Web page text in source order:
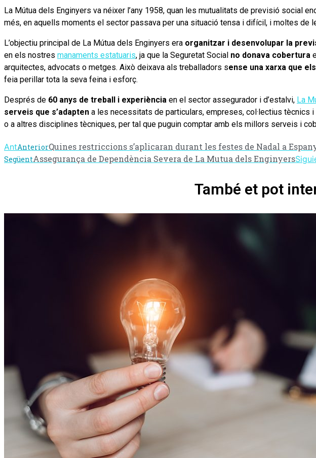
La Mútua dels Enginyers va néixer l’any 1958, quan les mutualitats de previsió social
més, en aquells moments el sector passava per una situació tensa i difícil, i moltes de
L’objectiu principal de La Mútua dels Enginyers era organitzar i desenvolupar la
en els nostres manaments estatuaris, ja que la Seguretat Social no donava cobertura
arquitectes, advocats o metges. Això deixava als treballadors sense una xarxa que
feia perillar tota la seva feina i esforç.
Després de 60 anys de treball i experiència en el sector assegurador i d’estalvi, La
serveis que s’adapten a les necessitats de particulars, empreses, col·lectius tècnics
o a altres disciplines tècniques, per tal que puguin comptar amb els millors serveis i
AntAnteriorQuines restriccions s’aplicaran durant les festes de Nadal a
SegüentAssegurança de Dependència Severa de La Mutua dels Enginyers
També et pot